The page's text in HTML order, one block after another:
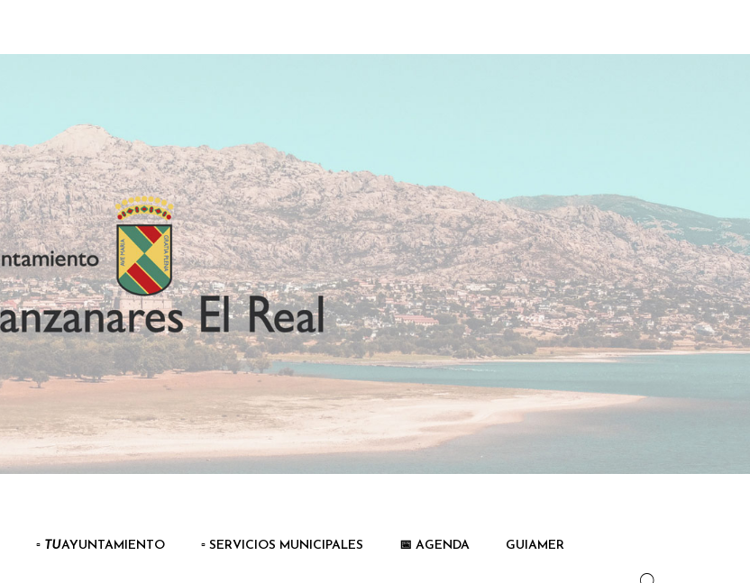
▫️ TUAYUNTAMIENTO ▫️ SERVICIOS MUNICIPALES 📅 AGENDA GUIAMER